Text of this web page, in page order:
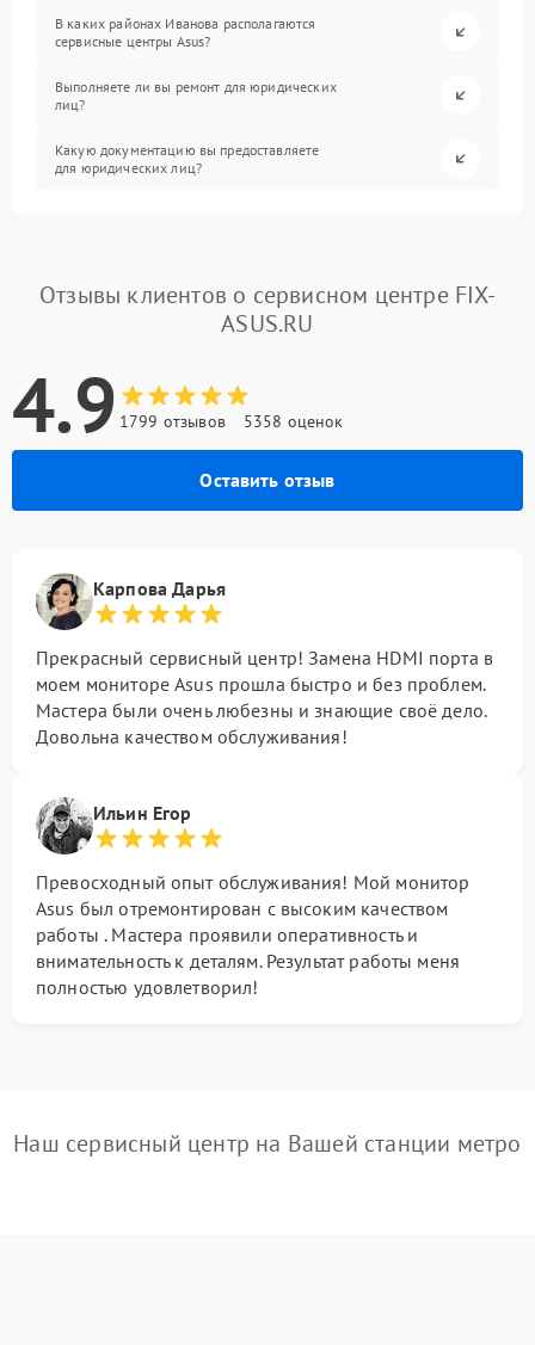
В каких районах Иванова располагаются
сервисные центры Asus?
Выполняете ли вы ремонт для юридических
лиц?
Какую документацию вы предоставляете
для юридических лиц?
Отзывы клиентов о сервисном центре FIX-
ASUS.RU
4.9 1799 отзывов 5358 оценок
Оставить отзыв
Карпова Дарья
Прекрасный сервисный центр! Замена HDMI порта в
моем мониторе Asus прошла быстро и без проблем.
Мастера были очень любезны и знающие своё дело.
Довольна качеством обслуживания!
Ильин Егор
Превосходный опыт обслуживания! Мой монитор
Asus был отремонтирован с высоким качеством
работы . Мастера проявили оперативность и
внимательность к деталям. Результат работы меня
полностью удовлетворил!
Наш сервисный центр на Вашей станции метро